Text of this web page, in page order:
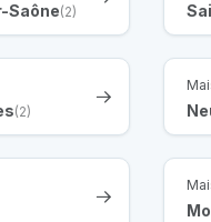
Saône(2)
(2)